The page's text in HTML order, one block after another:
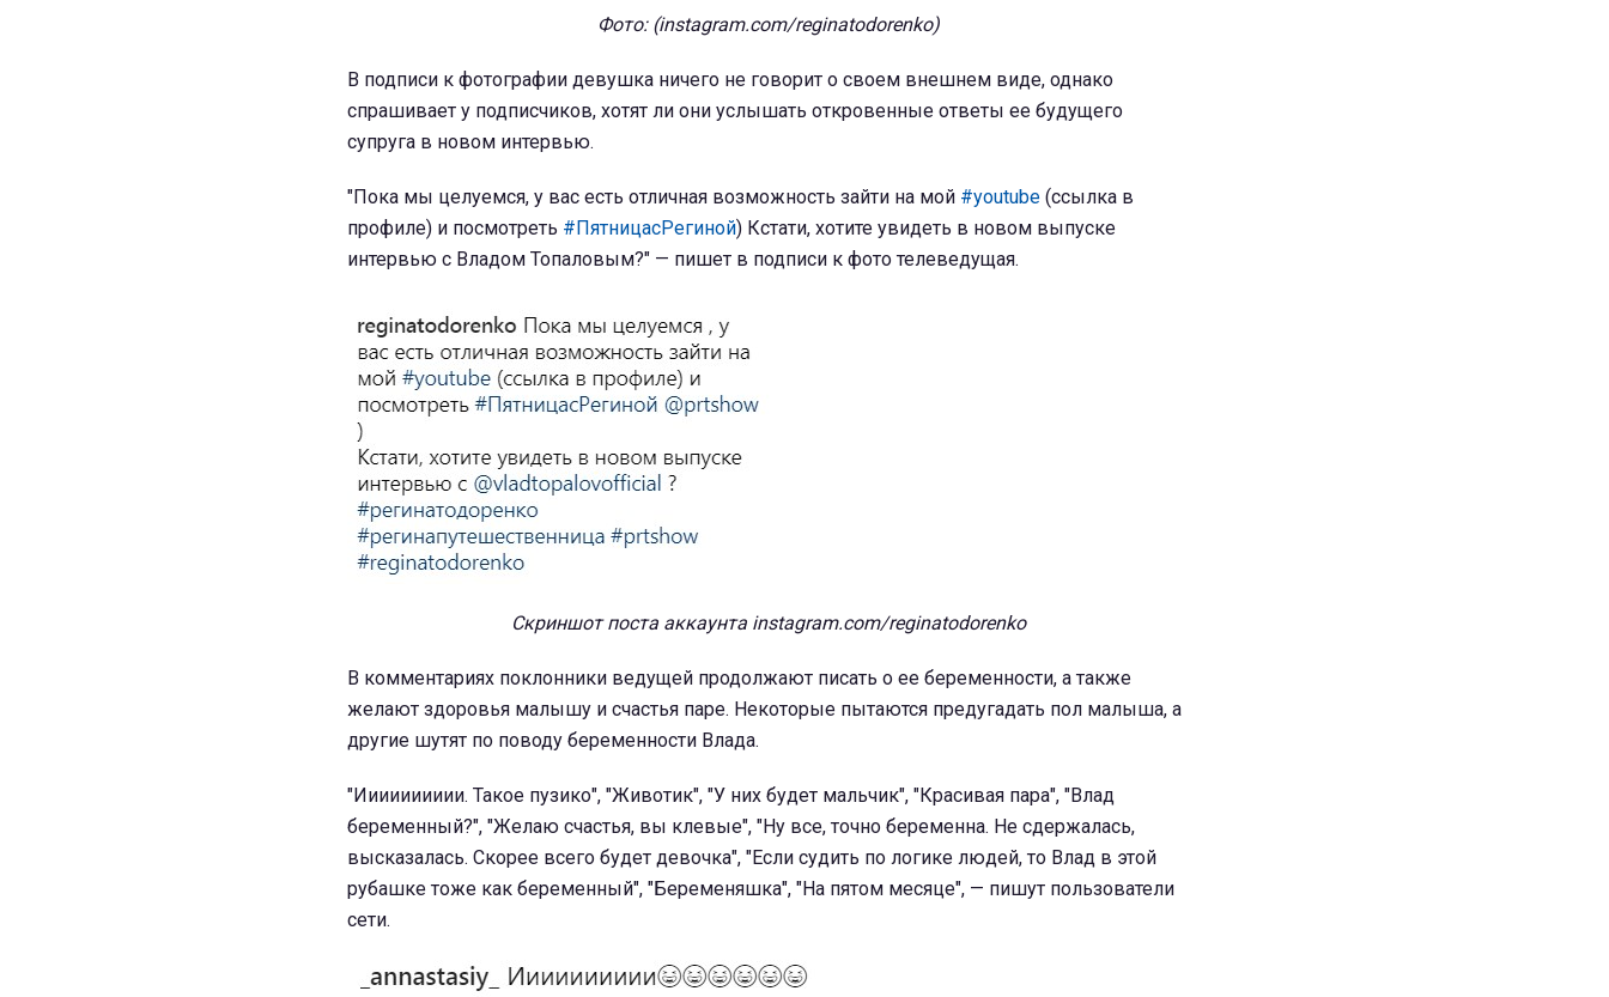
Фото: (instagram.com/reginatodorenko)
В подписи к фотографии девушка ничего не говорит о своем внешнем виде, однако
спрашивает у подписчиков, хотят ли они услышать откровенные ответы ее будущего
супруга в новом интервью.
"Пока мы целуемся, у вас есть отличная возможность зайти на мой #youtube (ссылка в
профиле) и посмотреть #ПятницасРегиной) Кстати, хотите увидеть в новом выпуске
интервью с Владом Топаловым?" — пишет в подписи к фото телеведущая.
Скриншот поста аккаунта instagram.com/reginatodorenko
В комментариях поклонники ведущей продолжают писать о ее беременности, а также
желают здоровья малышу и счастья паре. Некоторые пытаются предугадать пол малыша, а
другие шутят по поводу беременности Влада.
"Ииииииииии. Такое пузико", "Животик", "У них будет мальчик", "Красивая пара", "Влад
беременный?", "Желаю счастья, вы клевые", "Ну все, точно беременна. Не сдержалась,
высказалась. Скорее всего будет девочка", "Если судить по логике людей, то Влад в этой
рубашке тоже как беременный", "Беременяшка", "На пятом месяце", — пишут пользователи
сети.